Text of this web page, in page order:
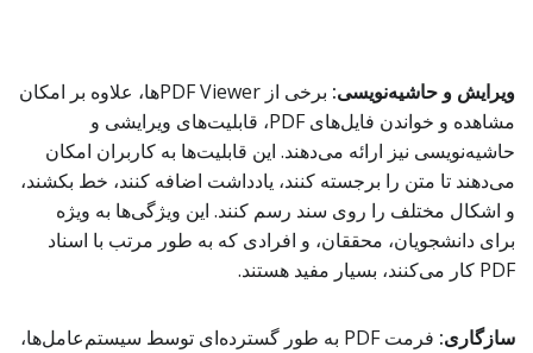
ویرایش و حاشیه‌نویسی:
برخی از PDF Viewerها، علاوه بر امکان
مشاهده و خواندن فایل‌های PDF، قابلیت‌های ویرایشی و
حاشیه‌نویسی نیز ارائه می‌دهند. این قابلیت‌ها به کاربران امکان
می‌دهند تا متن را برجسته کنند، یادداشت اضافه کنند، خط بکشند،
و اشکال مختلف را روی سند رسم کنند. این ویژگی‌ها به ویژه
برای دانشجویان، محققان، و افرادی که به طور مرتب با اسناد
PDF کار می‌کنند، بسیار مفید هستند.
سازگاری:
فرمت PDF به طور گسترده‌ای توسط سیستم‌عامل‌ها،